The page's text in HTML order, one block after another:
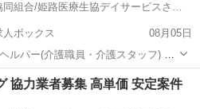
姫路医療生活協同組合/姫路医療生協デイサービスさろお
ボックス
08月05日
ルパー(介護職員・介護スタッフ) パ
護、食事介助、入浴介助、排泄介
運営 給与・手当 <給与> 時給1,430〜
協力業者募集 高単価 安定案件